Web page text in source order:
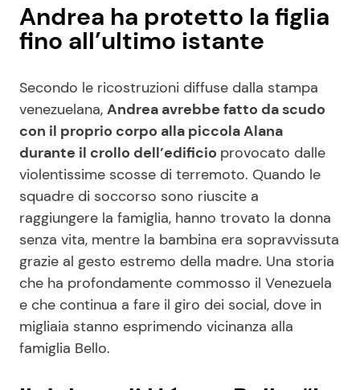
Andrea ha protetto la figlia
fino all’ultimo istante
Secondo le ricostruzioni diffuse dalla stampa
venezuelana, Andrea avrebbe fatto da scudo
con il proprio corpo alla piccola Alana
durante il crollo dell’edificio provocato dalle
violentissime scosse di terremoto. Quando le
squadre di soccorso sono riuscite a
raggiungere la famiglia, hanno trovato la donna
senza vita, mentre la bambina era sopravvissuta
grazie al gesto estremo della madre. Una storia
che ha profondamente commosso il Venezuela
e che continua a fare il giro dei social, dove in
migliaia stanno esprimendo vicinanza alla
famiglia Bello.